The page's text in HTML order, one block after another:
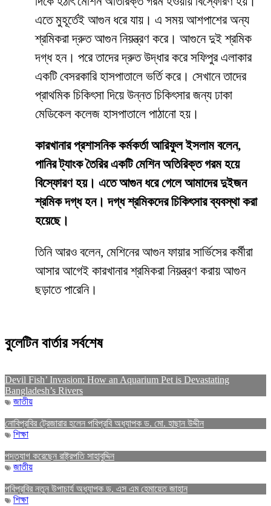
এতে মুহূর্তেই আগুন ধরে যায়। এ সময় আশপাশের অন্য
শ্রমিকরা দ্রুত আগুন নিয়ন্ত্রণ করে। আগুনে দুই শ্রমিক
দগ্ধ হন। পরে তাদের দ্রুত উদ্ধার করে সফিপুর এলাকার
একটি বেসরকারি হাসপাতালে ভর্তি করে। সেখানে তাদের
প্রাথমিক চিকিৎসা দিয়ে উন্নত চিকিৎসার জন্য ঢাকা
মেডিকেল কলেজ হাসপাতালে পাঠানো হয়।
কারখানার প্রশাসনিক কর্মকর্তা আরিফুল ইসলাম বলেন,
পানির ট্যাংক তৈরির একটি মেশিন অতিরিক্ত গরম হয়ে
বিস্ফোরণ হয়। এতে আগুন ধরে গেলে আমাদের দুইজন
শ্রমিক দগ্ধ হন। দগ্ধ শ্রমিকদের চিকিৎসার ব্যবস্থা করা
হয়েছে।
তিনি আরও বলেন, মেশিনের আগুন ফায়ার সার্ভিসের কর্মীরা
আসার আগেই কারখানার শ্রমিকরা নিয়ন্ত্রণ করায় আগুন
ছড়াতে পারেনি।
বুলেটিন বার্তার সর্বশেষ
Devil Fish’ Invasion: How an Aquarium Pet is Devastating
Bangladesh’s Rivers
জাতীয়
নোবিপ্রবির ট্রেজারার হলেন পবিপ্রবি অধ্যাপক ড. মো. হাছান উদ্দীন
শিক্ষা
পদত্যাগ করেছেন রাষ্ট্রপতি সাহাবুদ্দিন
জাতীয়
পবিপ্রবির নতুন উপাচার্য অধ্যাপক ড. এস এম হেমায়েত জাহান
শিক্ষা